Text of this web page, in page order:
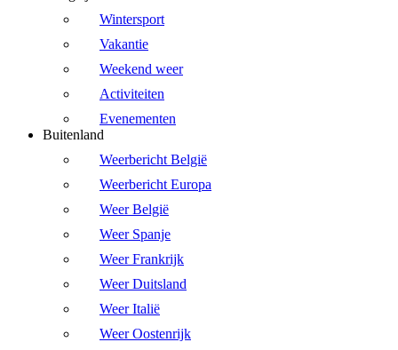
Wintersport
Vakantie
Weekend weer
Activiteiten
Evenementen
Buitenland
Weerbericht België
Weerbericht Europa
Weer België
Weer Spanje
Weer Frankrijk
Weer Duitsland
Weer Italië
Weer Oostenrijk